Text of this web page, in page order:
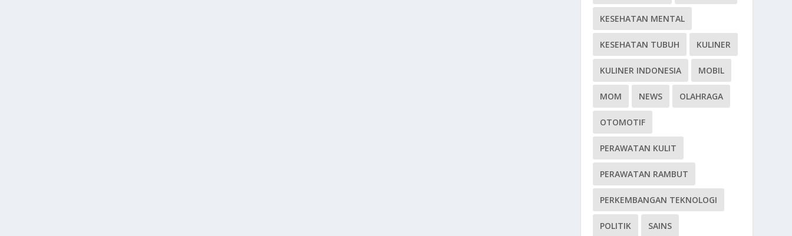
KESEHATAN MENTAL
KESEHATAN TUBUH KULINER
KULINER INDONESIA MOBIL
MOM NEWS OLAHRAGA
OTOMOTIF
PERAWATAN KULIT
PERAWATAN RAMBUT
PERKEMBANGAN TEKNOLOGI
POLITIK SAINS